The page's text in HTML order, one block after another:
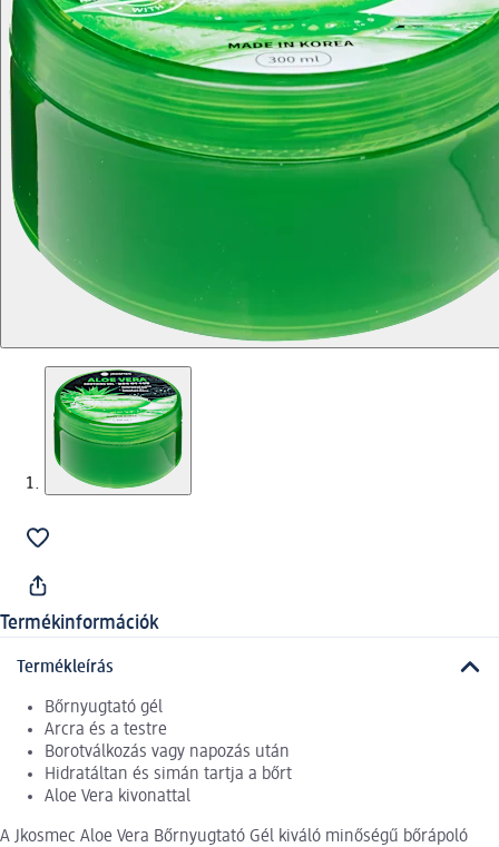
Termékinformációk
Termékleírás
Bőrnyugtató gél
Arcra és a testre
Borotválkozás vagy napozás után
Hidratáltan és simán tartja a bőrt
Aloe Vera kivonattal
A Jkosmec Aloe Vera Bőrnyugtató Gél kiváló minőségű bőrápoló